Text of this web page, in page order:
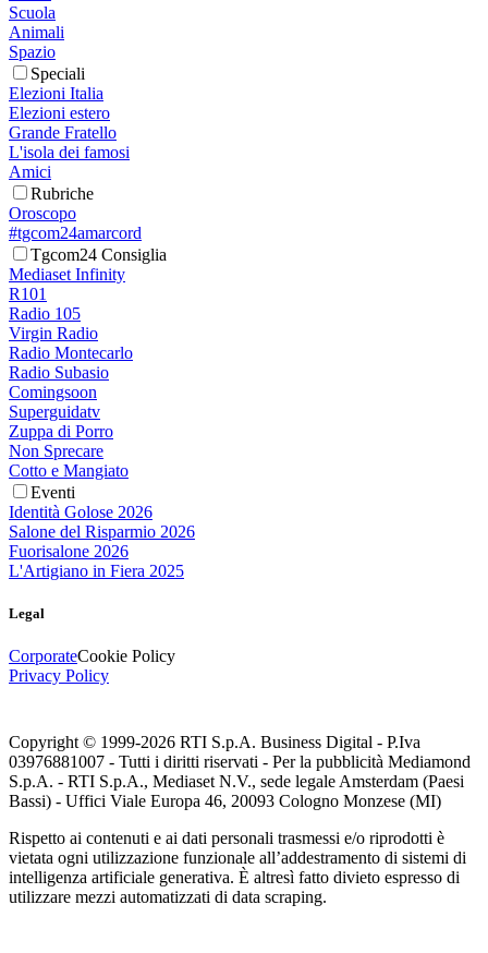
Scuola
Animali
Spazio
Speciali
Elezioni Italia
Elezioni estero
Grande Fratello
L'isola dei famosi
Amici
Rubriche
Oroscopo
#tgcom24amarcord
Tgcom24 Consiglia
Mediaset Infinity
R101
Radio 105
Virgin Radio
Radio Montecarlo
Radio Subasio
Comingsoon
Superguidatv
Zuppa di Porro
Non Sprecare
Cotto e Mangiato
Eventi
Identità Golose 2026
Salone del Risparmio 2026
Fuorisalone 2026
L'Artigiano in Fiera 2025
Legal
CorporateCookie Policy
Privacy Policy
Copyright © 1999-2026 RTI S.p.A. Business Digital - P.Iva
03976881007 - Tutti i diritti riservati - Per la pubblicità Mediamond
S.p.A. - RTI S.p.A., Mediaset N.V., sede legale Amsterdam (Paesi
Bassi) - Uffici Viale Europa 46, 20093 Cologno Monzese (MI)
Rispetto ai contenuti e ai dati personali trasmessi e/o riprodotti è
vietata ogni utilizzazione funzionale all’addestramento di sistemi di
intelligenza artificiale generativa. È altresì fatto divieto espresso di
utilizzare mezzi automatizzati di data scraping.